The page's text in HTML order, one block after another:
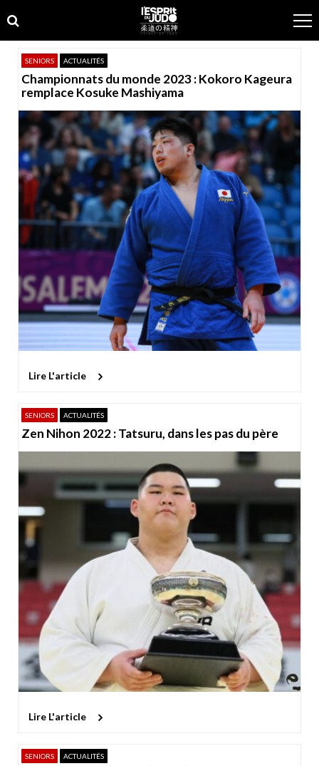
to
navigation
to
content
SENIORS ACTUALITÉS
Championnats du monde 2023 : Kokoro Kageura
remplace Kosuke Mashiyama
Lire L'article
SENIORS ACTUALITÉS
Zen Nihon 2022 : Tatsuru, dans les pas du père
Lire L'article
SENIORS ACTUALITÉS